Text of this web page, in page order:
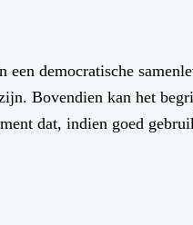
democratische
Bovendien kan het
dat, indien goed